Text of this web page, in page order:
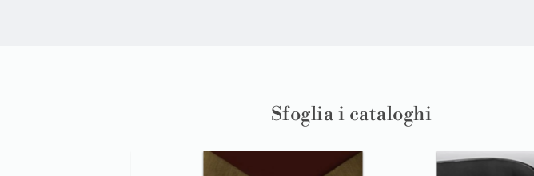
Sfoglia i cataloghi